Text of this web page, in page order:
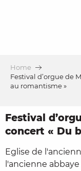
Home
Festival d’orgue de
au romantisme »
Festival
concert « Du
Eglise de
l'ancienne